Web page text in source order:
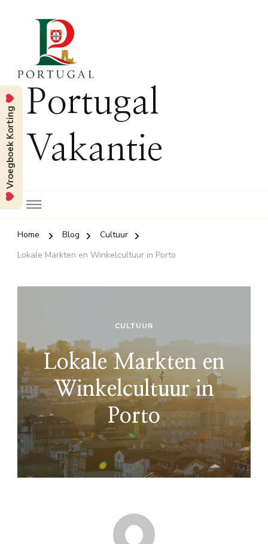
Portugal
Vakantie
Home Blog
Cultuur
Lokale Markten en Winkelcultuur in Porto
CULTUUR
Lokale Markten en
Winkelcultuur in
Porto
Vroegboek Korting